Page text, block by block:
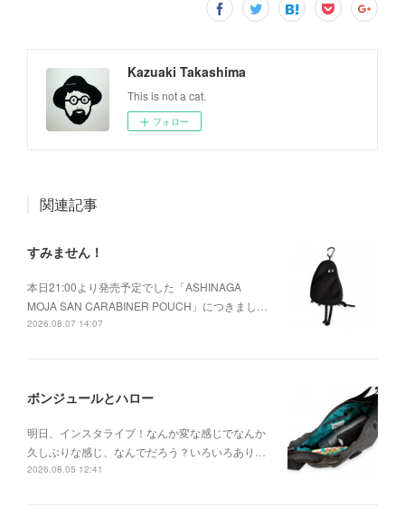
Kazuaki Takashima
This is not a cat.
フォロー
関連記事
すみません！
本日21:00より発売予定でした「ASHINAGA
MOJA SAN CARABINER POUCH」につきまし…
2026.08.07 14:07
ボンジュールとハロー
明日、インスタライブ！なんか変な感じでなんか
久しぶりな感じ、なんでだろう？いろいろあり…
2026.08.05 12:41